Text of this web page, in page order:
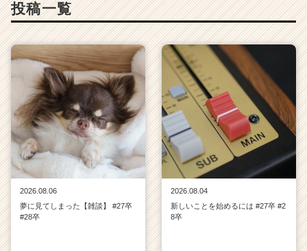
投稿一覧
2026.08.06
夢に見てしまった【雑談】 #27卒
#28卒
2026.08.04
新しいことを始めるには #27卒 #2
8卒